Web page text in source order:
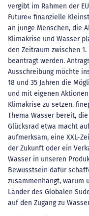
vergibt im Rahmen der
Future« finanzielle
an junge Menschen, die
Klimakrise und Wasser
den Zeitraum zwischen 1.
beantragt werden.
Ausschreibung möchte
18 und 35 Jahren die
und mit eigenen
Klimakrise zu setzen.
Thema Wasser bereit,
Glücksrad etwa macht
aufmerksam, eine XXL-
der Zukunft oder ein
Wasser in unseren
Bewusstsein dafür
zusammenhängt, warum
Länder des Globalen
auf den Zugang zu